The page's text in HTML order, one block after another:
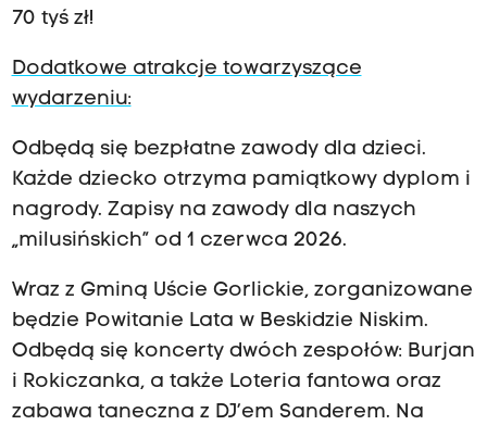
70 tyś zł!
Dodatkowe atrakcje towarzyszące
wydarzeniu:
Odbędą się bezpłatne zawody dla dzieci.
Każde dziecko otrzyma pamiątkowy dyplom i
nagrody. Zapisy na zawody dla naszych
„milusińskich” od 1 czerwca 2026.
Wraz z Gminą Uście Gorlickie, zorganizowane
będzie Powitanie Lata w Beskidzie Niskim.
Odbędą się koncerty dwóch zespołów: Burjan
i Rokiczanka, a także Loteria fantowa oraz
zabawa taneczna z DJ’em Sanderem. Na